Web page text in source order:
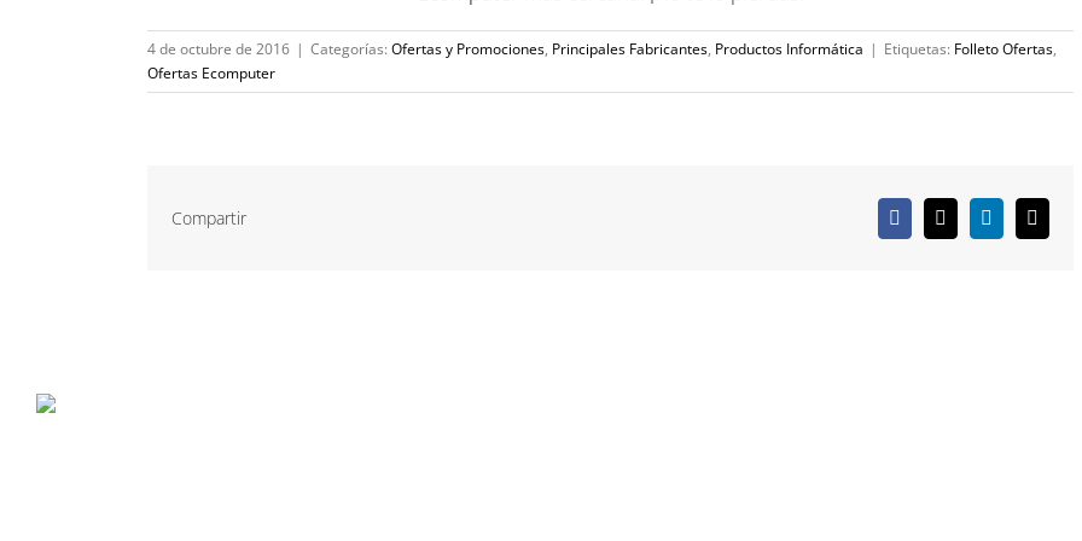
4 de octubre de 2016 | Categorías: Ofertas y Promociones, Principales Fabricantes, Productos Informática | Etiquetas: Folleto Ofertas,
Ofertas Ecomputer
Compartir Facebook
X LinkedInCorreo